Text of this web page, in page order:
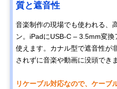
質と遮音性
音楽制作の現場でも使われる、
ン。iPadにUSB-C – 3.5mm変
使えます。カナル型で遮音性が
されずに音楽や動画に没頭できま
リケーブル対応なので、ケーブ